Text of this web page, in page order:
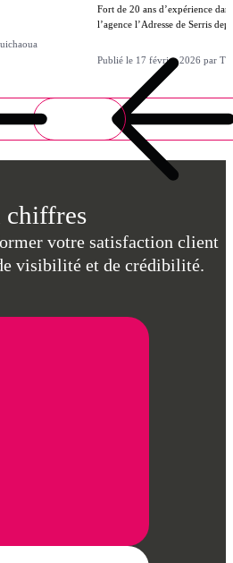
Fort de 20 ans d’expérience
l’agence l’Adresse de Serris
Publié le 17 février 2026 par
chiffres
votre satisfaction client
visibilité et de crédibilité.